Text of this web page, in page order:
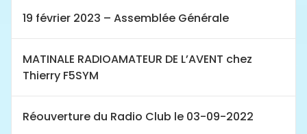
19 février 2023 – Assemblée Générale
MATINALE RADIOAMATEUR DE L’AVENT chez
Thierry F5SYM
Réouverture du Radio Club le 03-09-2022